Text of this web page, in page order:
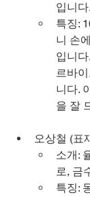
입니다.
특징:
니 손
입니
르바
니다.
을 잘
오상철 (표
소개:
로, 금
특징: